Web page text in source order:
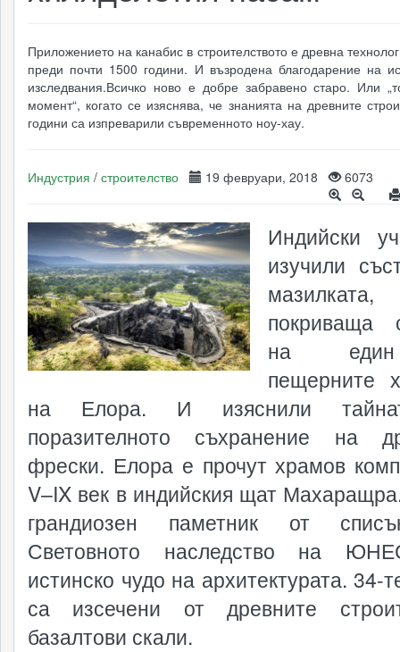
Приложението на канабис в строителството е древна
преди почти 1500 години. И възродена благодарение на
изследвания.Всичко ново е добре забравено старо. Или
момент“, когато се изяснява, че знанията на древните
години са изпреварили съвременното ноу-хау.
Индустрия / строителство 19 февруари, 2018 6073
Индийски
изучили
мазилката,
покриваща
на
пещерните
на Елора. И изяснили
поразителното съхранение на
фрески. Елора е прочут храмов
V–IX век в индийския щат
грандиозен паметник от
Световното наследство на
истинско чудо на архитектурата. 34-
са изсечени от древните
базалтови скали.